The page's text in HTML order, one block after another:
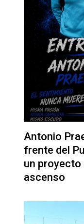
Antonio
frente del
un proyecto
ascenso